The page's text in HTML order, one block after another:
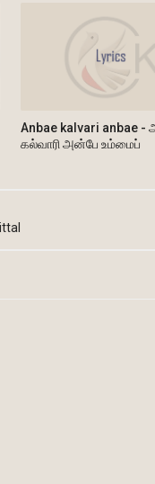
Anbae kalvari anbae -
கல்வாரி அன்பே உம்மைப்